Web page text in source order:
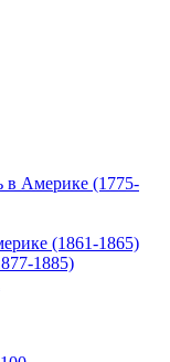
в Америке (1775-
(1861-1865)
1885)